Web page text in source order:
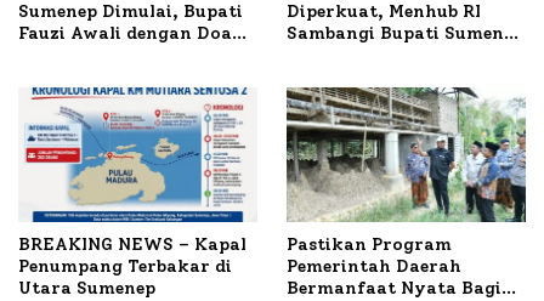
Sumenep Dimulai, Bupati
Fauzi Awali dengan Doa
Diperkuat, Menhub RI
Sambangi Bupati Sumenep
BREAKING NEWS – Kapal
Penumpang Terbakar di
Utara Sumenep
Pastikan Program
Pemerintah Daerah
Bermanfaat Nyata Bagi